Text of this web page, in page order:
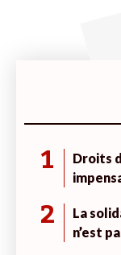
1
Droits
2
La
n’est